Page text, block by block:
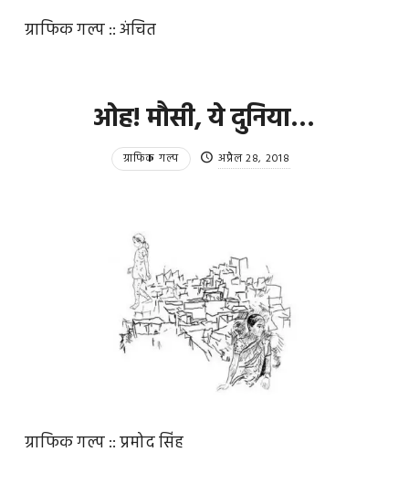
ग्राफिक गल्प :: अंचित
ओह! मौसी, ये दुनिया…
ग्राफिक गल्प अप्रैल 28, 2018
ग्राफिक गल्प :: प्रमोद सिंह